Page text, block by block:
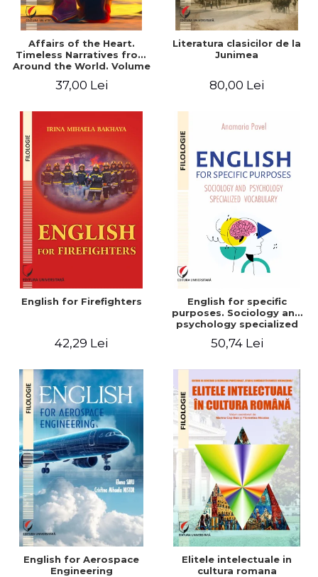
Affairs of the Heart.
Timeless Narratives from
Around the World. Volume
37,00 Lei
Literatura clasicilor de la
Junimea
80,00 Lei
English for Firefighters
42,29 Lei
English for specific
purposes. Sociology and
psychology specialized
50,74 Lei
English for Aerospace
Engineering
Elitele intelectuale in
cultura romana